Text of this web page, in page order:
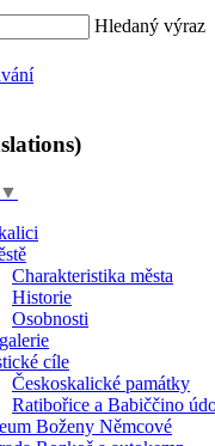
Hledaný výraz
▼
Charakteristika města
Historie
Osobnosti
cíle
Českoskalické památky
Ratibořice a Babiččino
Boženy Němcové